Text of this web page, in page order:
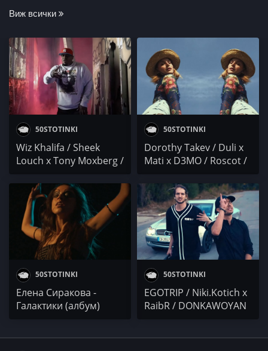
Виж всички
50STOTINKI
Wiz Khalifa / Sheek
Louch x Tony Moxberg /
Murda x Sosa Geek
50STOTINKI
Dorothy Takev / Duli x
Mati x D3MO / Roscot /
50STOTINKI
Елена Сиракова -
Галактики (албум)
50STOTINKI
EGOTRIP / Niki.Kotich x
RaibR / DONKAWOYAN